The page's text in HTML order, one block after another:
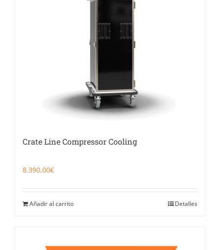
Crate Line Compressor Cooling
8.390,00€
Añadir al carrito Detalles